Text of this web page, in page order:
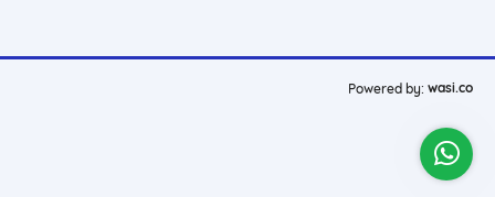
Powered by: wasi.co